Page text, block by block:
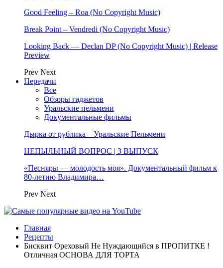
Good Feeling – Roa (No Copyright Music)
Break Point – Vendredi (No Copyright Music)
Looking Back — Declan DP (No Copyright Music) | Release
Preview
Prev Next
Передачи
Все
Обзоры гаджетов
Уральские пельмени
Документальные фильмы
Дырка от рублика – Уральские Пельмени
НЕПЫЛЬНЫЙ ВОПРОС | 3 ВЫПУСК
«Песняры — молодость моя». Документальный фильм к
80-летию Владимира…
Prev Next
Главная
Рецепты
Бисквит Ореховый Не Нуждающийся в ПРОПИТКЕ !
Отличная ОСНОВА ДЛЯ ТОРТА